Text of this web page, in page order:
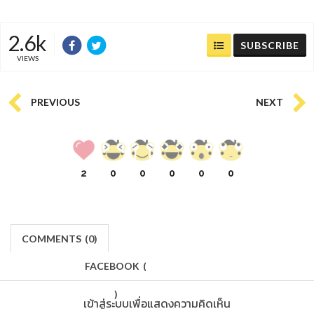
2.6k
VIEWS
SUBSCRIBE
PREVIOUS NEXT
2 0 0 0 0 0
COMMENTS (0)
FACEBOOK (
)
เข้าสู่ระบบเพื่อแสดงความคิดเห็น